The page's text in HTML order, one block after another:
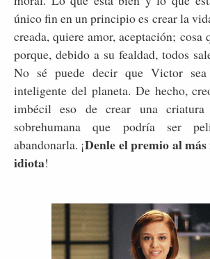
único fin en un principio es crear la
creada, quiere amor, aceptación; cosa
porque, debido a su fealdad, todos
No sé puede decir que Victor sea
inteligente del planeta. De hecho,
imbécil eso de crear una
sobrehumana que podría ser
abandonarla. ¡Denle el premio al
idiota!